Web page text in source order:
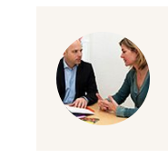
Krebsliga Solothurn
Krebsliga Thurgau
Lega cancro Ticino
Ligue vaudoise